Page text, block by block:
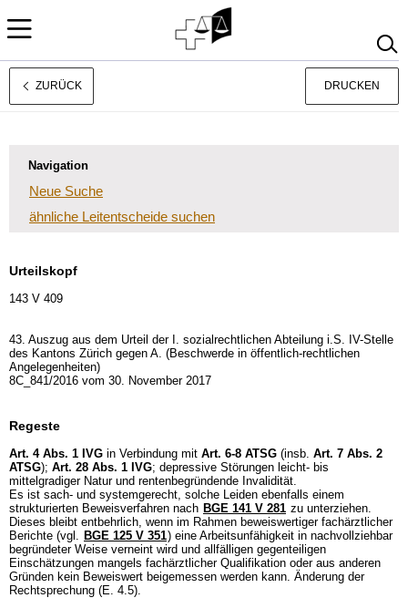
Français
ZURÜCK DRUCKEN
Navigation
Neue Suche
ähnliche Leitentscheide suchen
Urteilskopf
143 V 409
43. Auszug aus dem Urteil der I. sozialrechtlichen Abteilung i.S. IV-Stelle
des Kantons Zürich gegen A. (Beschwerde in öffentlich-rechtlichen
Angelegenheiten)
8C_841/2016 vom 30. November 2017
Regeste
Art. 4 Abs. 1 IVG in Verbindung mit Art. 6-8 ATSG (insb. Art. 7 Abs. 2
ATSG); Art. 28 Abs. 1 IVG; depressive Störungen leicht- bis
mittelgradiger Natur und rentenbegründende Invalidität.
Es ist sach- und systemgerecht, solche Leiden ebenfalls einem
strukturierten Beweisverfahren nach BGE 141 V 281 zu unterziehen.
Dieses bleibt entbehrlich, wenn im Rahmen beweiswertiger fachärztlicher
Berichte (vgl. BGE 125 V 351) eine Arbeitsunfähigkeit in nachvollziehbar
begründeter Weise verneint wird und allfälligen gegenteiligen
Einschätzungen mangels fachärztlicher Qualifikation oder aus anderen
Gründen kein Beweiswert beigemessen werden kann. Änderung der
Rechtsprechung (E. 4.5).